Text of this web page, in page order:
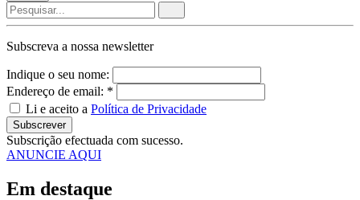
Subscreva a nossa newsletter
Indique o seu nome:
Endereço de email: *
Li e aceito a Política de Privacidade
Subscrever
Subscrição efectuada com sucesso.
ANUNCIE AQUI
Em destaque